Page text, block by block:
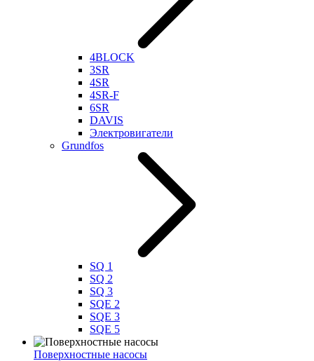
4BLOCK
3SR
4SR
4SR-F
6SR
DAVIS
Электровигатели
Grundfos
SQ 1
SQ 2
SQ 3
SQE 2
SQE 3
SQE 5
Поверхностные насосы